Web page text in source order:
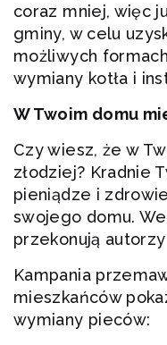
coraz mniej, więc
gminy, w celu
możliwych
wymiany kotła i
W Twoim domu
Czy wiesz, że w
złodziej? Kradnie
pieniądze i
swojego domu.
przekonują
Kampania
mieszkańców
wymiany pieców: